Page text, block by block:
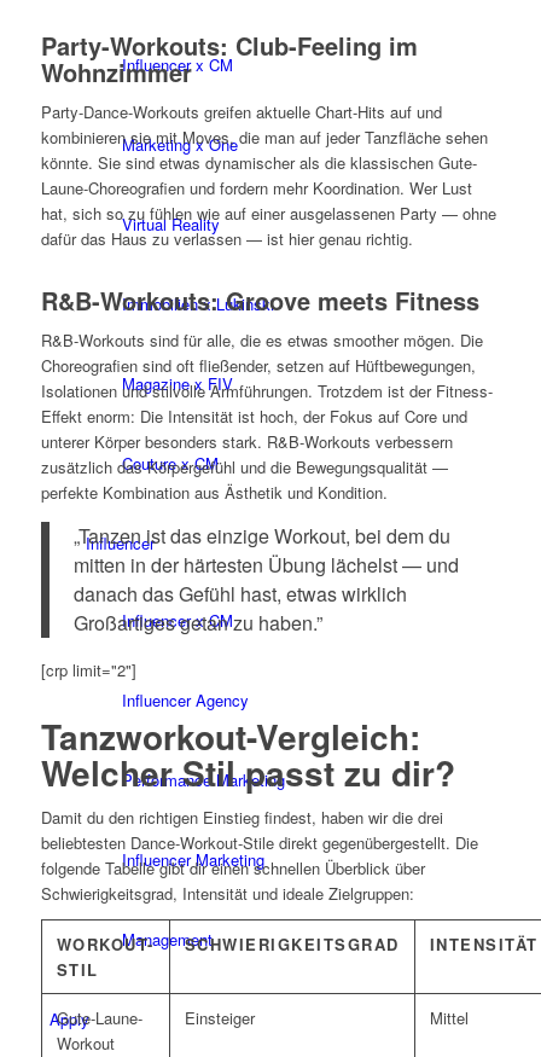
Influencer x CM
Marketing x One
Virtual Reality
Immobilien x Lukinski
Magazine x FIV
Couture x CM
Influencer
Influencer x CM
Influencer Agency
Performance Marketing
Influencer Marketing
Management
Apply
Party-Workouts: Club-Feeling im
Wohnzimmer
Party-Dance-Workouts greifen aktuelle Chart-Hits auf und
kombinieren sie mit Moves, die man auf jeder Tanzfläche sehen
könnte. Sie sind etwas dynamischer als die klassischen Gute-
Laune-Choreografien und fordern mehr Koordination. Wer Lust
hat, sich so zu fühlen wie auf einer ausgelassenen Party — ohne
dafür das Haus zu verlassen — ist hier genau richtig.
R&B-Workouts: Groove meets Fitness
R&B-Workouts sind für alle, die es etwas smoother mögen. Die
Choreografien sind oft fließender, setzen auf Hüftbewegungen,
Isolationen und stilvolle Armführungen. Trotzdem ist der Fitness-
Effekt enorm: Die Intensität ist hoch, der Fokus auf Core und
unterer Körper besonders stark. R&B-Workouts verbessern
zusätzlich das Körpergefühl und die Bewegungsqualität —
perfekte Kombination aus Ästhetik und Kondition.
„Tanzen ist das einzige Workout, bei dem du
mitten in der härtesten Übung lächelst — und
danach das Gefühl hast, etwas wirklich
Großartiges getan zu haben.”
[crp limit="2"]
Tanzworkout-Vergleich:
Welcher Stil passt zu dir?
Damit du den richtigen Einstieg findest, haben wir die drei
beliebtesten Dance-Workout-Stile direkt gegenübergestellt. Die
folgende Tabelle gibt dir einen schnellen Überblick über
Schwierigkeitsgrad, Intensität und ideale Zielgruppen:
WORKOUT-
STIL
SCHWIERIGKEITSGRAD INTENSITÄT
Gute-Laune-
Workout
Einsteiger Mittel